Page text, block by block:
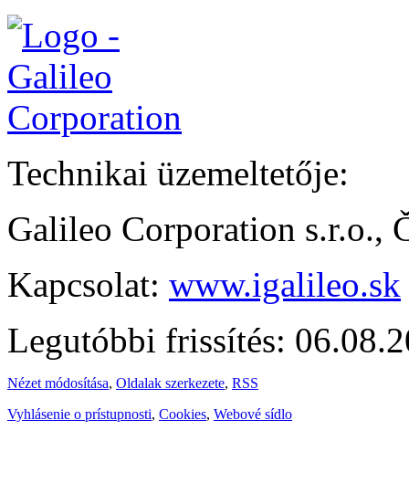
Technikai üzemeltetője:
Galileo Corporation s.r.o.,
Kapcsolat: www.igalileo.sk
Legutóbbi frissítés:
Nézet módosítása, Oldalak szerkezete, RSS
Vyhlásenie o prístupnosti, Cookies, Webové sídlo